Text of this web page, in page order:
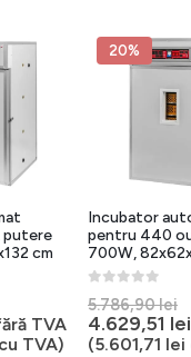
putere
cm
TVA
cu TVA)
20%
Incubator
pentru 440
700W,
5.786,90lei
a
4.629,51 lei
(5.601,71 lei